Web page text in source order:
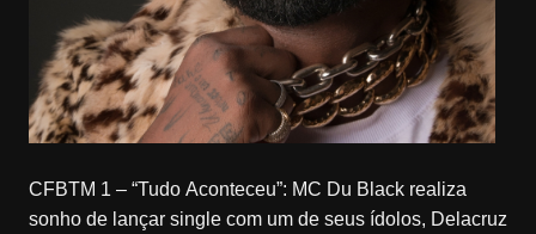
CFBTM 1 – “Tudo Aconteceu”: MC Du Black realiza
sonho de lançar single com um de seus ídolos, Delacruz